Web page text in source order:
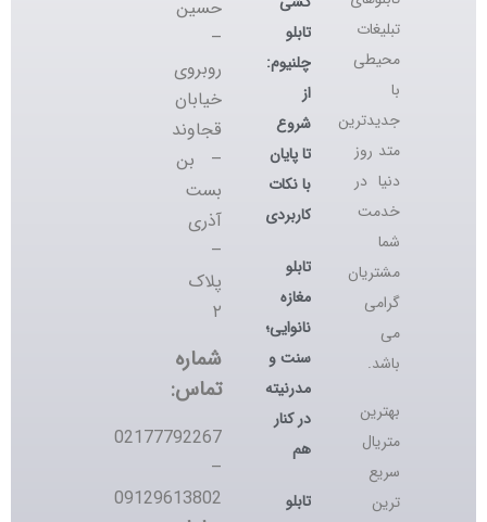
تبلیغات
محیطی
با
جدیدترین
متد روز
دنیا در
خدمت
شما
مشتریان
گرامی
می
باشد.
بهترین
متریال
سریع
ترین
تابلو
چلنیوم:
از
شروع
تا پایان
با نکات
کاربردی
تابلو
مغازه
نانوایی؛
سنت و
مدرنیته
در کنار
هم
تابلو
حسین
–
روبروی
خیابان
قجاوند
– بن
بست
آذری
–
پلاک
۲
شماره
تماس:
02177792267
–
09129613802